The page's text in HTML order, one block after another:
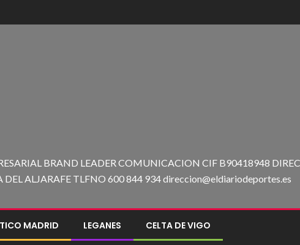
BRAND LEADER COMUNICACION CIF B90418948
ALJARAFE TLFNO 600 844 934 direccion@eldiariodeportes.es
MADRID LEGANES CELTA DE VIGO